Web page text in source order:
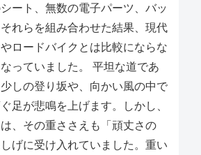
ート、無数の電子パーツ、バッ
れらを組み合わせた結果、現代
ロードバイクとは比較にならな
っていました。 平坦な道であ
しの登り坂や、向かい風の中で
足が悲鳴を上げます。しかし、
、その重ささえも「頑丈さの
げに受け入れていました。重い